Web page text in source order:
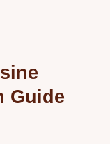
Guide